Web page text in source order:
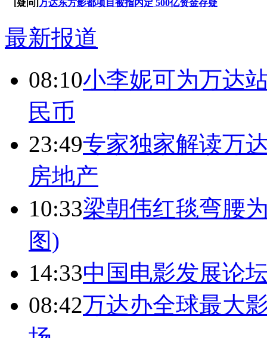
[疑问]万达东方影都项目被指内定 500亿资金存疑
最新报道
08:10小李妮可为万达
民币
23:49专家独家解读万
房地产
10:33梁朝伟红毯弯腰
图)
14:33中国电影发展论
08:42万达办全球最大